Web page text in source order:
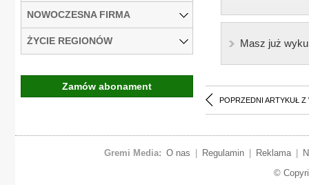
Masz już
POPRZEDNI ARTYKUŁ Z
NOWOCZESNA FIRMA
ŻYCIE REGIONÓW
Zamów abonament
Gremi Media: O nas Regulamin Reklama
©